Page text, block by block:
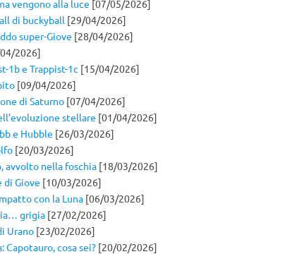
vengono alla luce [07/05/2026]
di buckyball [29/04/2026]
super-Giove [28/04/2026]
2026]
1b e Trappist-1c [15/04/2026]
[09/04/2026]
di Saturno[07/04/2026]
stellare [01/04/2026]
e Hubble [26/03/2026]
[20/03/2026]
avvolto nella foschia[18/03/2026]
di Giove [10/03/2026]
con la Luna[06/03/2026]
grigia[27/02/2026]
Urano[23/02/2026]
Capotauro, cosa sei?[20/02/2026]